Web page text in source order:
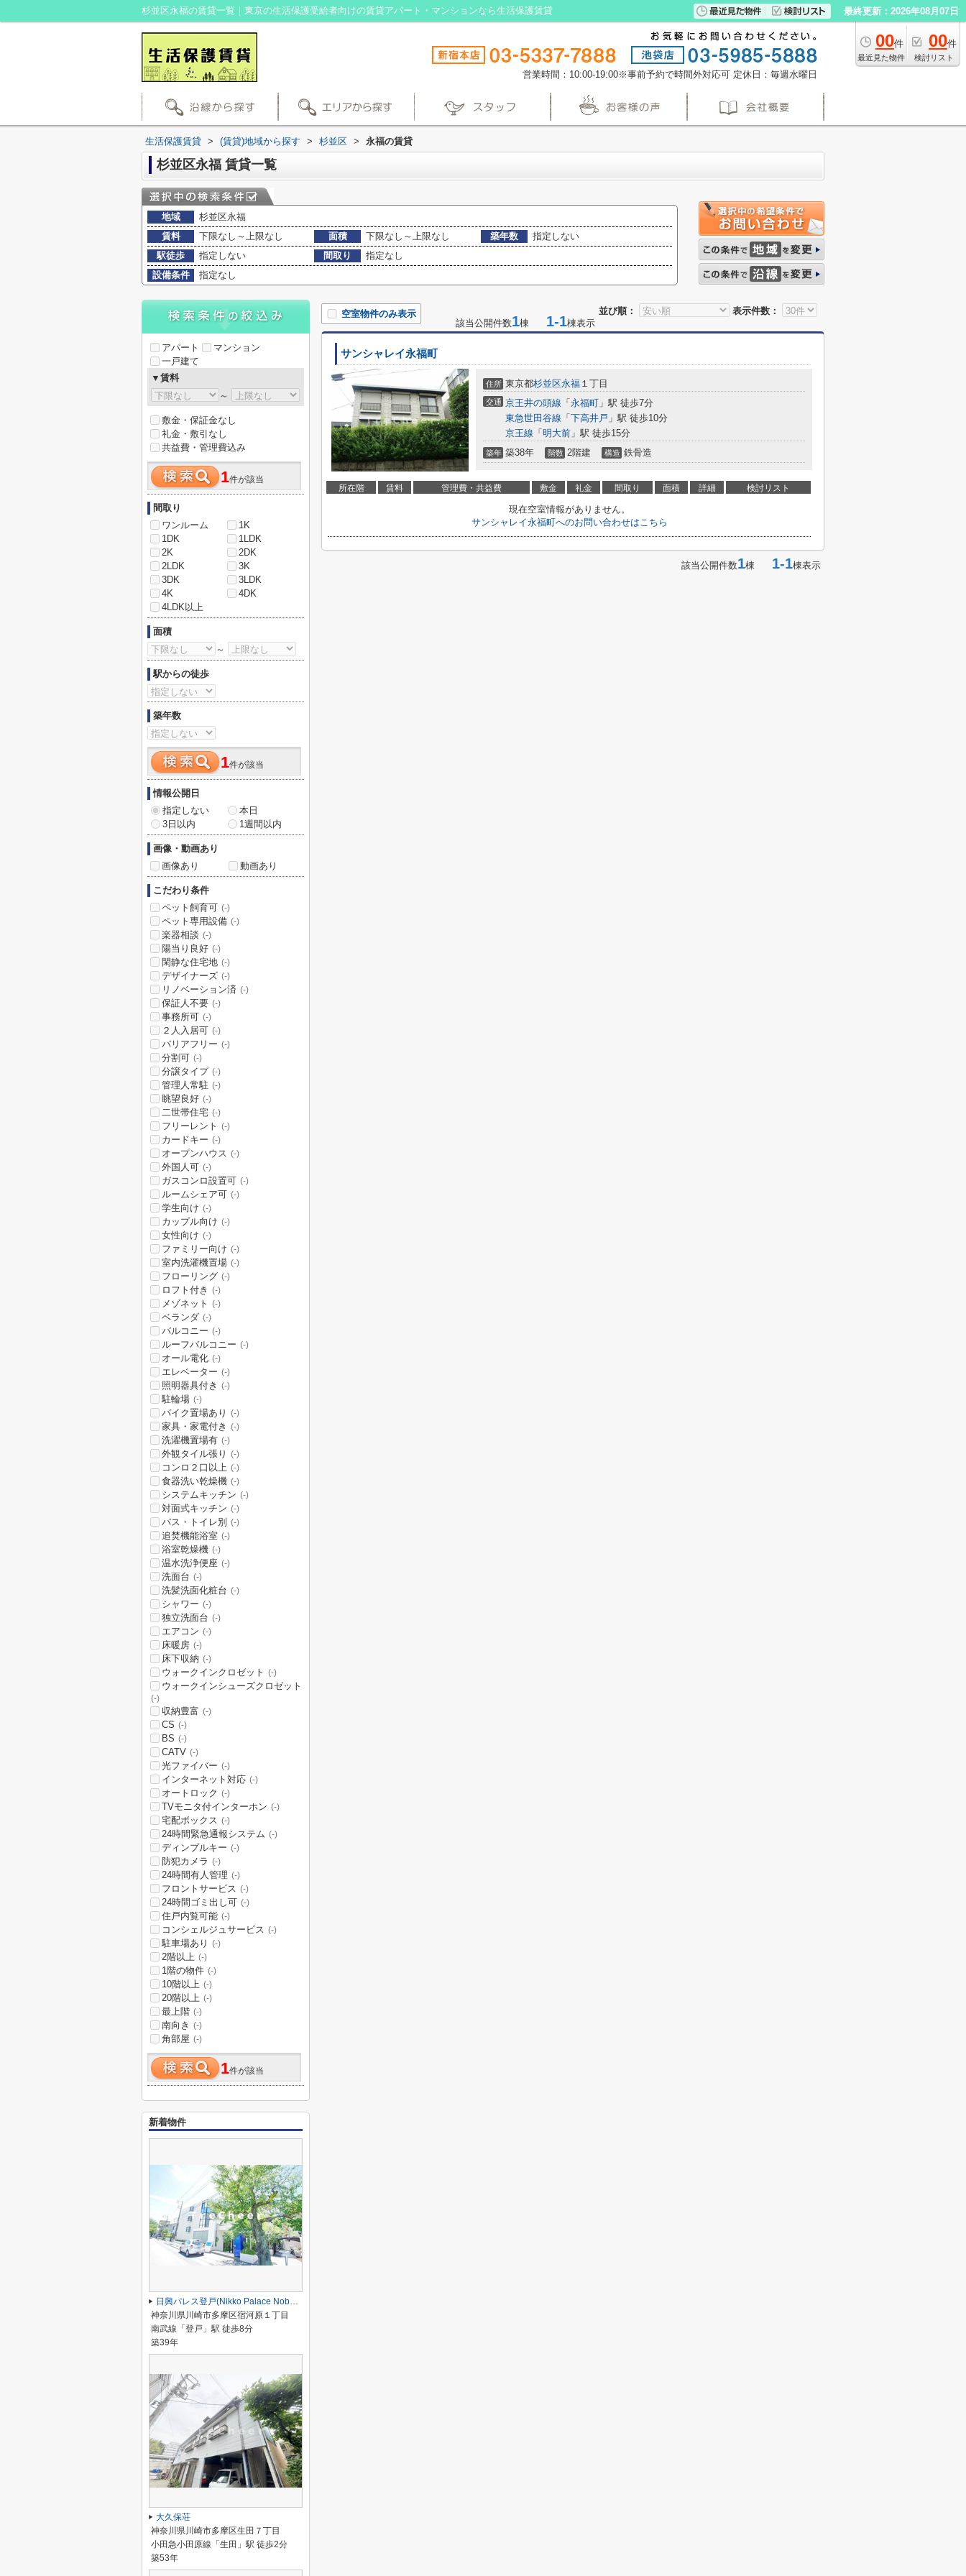
杉並区永福の賃貸一覧｜東京の生活保護受給者向けの賃貸アパート・マンションなら生活保護賃貸 最終更新：2026年08月07日
00件
最近見た物件
00件
検討リスト
営業時間：10:00-19:00※事前予約で時間外対応可 定休日：毎週水曜日
生活保護賃貸 > (賃貸)地域から探す > 杉並区 > 永福の賃貸
杉並区永福 賃貸一覧
地域
杉並区永福
賃料
下限なし～上限なし 面積 下限なし～上限なし 築年数
指定しない
駅徒歩
指定しない 間取り
指定なし
設備条件
指定なし
並び順： 表示件数：
空室物件のみ表示
該当公開件数1棟 1-1棟表示
サンシャレイ永福町
住所 東京都杉並区永福 １丁目
交通 京王井の頭線 「 永福町 」駅 徒歩7分
東急世田谷線 「 下高井戸 」駅 徒歩10分
京王線 「 明大前 」駅 徒歩15分
築年 築38年 階数 2階建 構造 鉄骨造
所在階 賃料 管理費・共益費 敷金 礼金 間取り 面積 詳細 検討リスト
現在空室情報がありません。
サンシャレイ永福町へのお問い合わせはこちら
該当公開件数1棟 1-1棟表示
アパート
マンション
一戸建て
▼賃料
～
敷金・保証金なし
礼金・敷引なし
共益費・管理費込み
1件が該当
間取り
ワンルーム
1K
1DK
1LDK
2K
2DK
2LDK
3K
3DK
3LDK
4K
4DK
4LDK以上
面積
～
駅からの徒歩
築年数
1件が該当
情報公開日
指定しない
本日
3日以内
1週間以内
画像・動画あり
画像あり
動画あり
こだわり条件
ペット飼育可 (-)
ペット専用設備 (-)
楽器相談 (-)
陽当り良好 (-)
閑静な住宅地 (-)
デザイナーズ (-)
リノベーション済 (-)
保証人不要 (-)
事務所可 (-)
２人入居可 (-)
バリアフリー (-)
分割可 (-)
分譲タイプ (-)
管理人常駐 (-)
眺望良好 (-)
二世帯住宅 (-)
フリーレント (-)
カードキー (-)
オープンハウス (-)
外国人可 (-)
ガスコンロ設置可 (-)
ルームシェア可 (-)
学生向け (-)
カップル向け (-)
女性向け (-)
ファミリー向け (-)
室内洗濯機置場 (-)
フローリング (-)
ロフト付き (-)
メゾネット (-)
ベランダ (-)
バルコニー (-)
ルーフバルコニー (-)
オール電化 (-)
エレベーター (-)
照明器具付き (-)
駐輪場 (-)
バイク置場あり (-)
家具・家電付き (-)
洗濯機置場有 (-)
外観タイル張り (-)
コンロ２口以上 (-)
食器洗い乾燥機 (-)
システムキッチン (-)
対面式キッチン (-)
バス・トイレ別 (-)
追焚機能浴室 (-)
浴室乾燥機 (-)
温水洗浄便座 (-)
洗面台 (-)
洗髪洗面化粧台 (-)
シャワー (-)
独立洗面台 (-)
エアコン (-)
床暖房 (-)
床下収納 (-)
ウォークインクロゼット (-)
ウォークインシューズクロゼット
(-)
収納豊富 (-)
CS (-)
BS (-)
CATV (-)
光ファイバー (-)
インターネット対応 (-)
オートロック (-)
TVモニタ付インターホン (-)
宅配ボックス (-)
24時間緊急通報システム (-)
ディンプルキー (-)
防犯カメラ (-)
24時間有人管理 (-)
フロントサービス (-)
24時間ゴミ出し可 (-)
住戸内覧可能 (-)
コンシェルジュサービス (-)
駐車場あり (-)
2階以上 (-)
1階の物件 (-)
10階以上 (-)
20階以上 (-)
最上階 (-)
南向き (-)
角部屋 (-)
1件が該当
新着物件
日興パレス登戸(Nikko Palace Noborito)
神奈川県川崎市多摩区宿河原１丁目
南武線「登戸」駅 徒歩8分
築39年
大久保荘
神奈川県川崎市多摩区生田７丁目
小田急小田原線「生田」駅 徒歩2分
築53年